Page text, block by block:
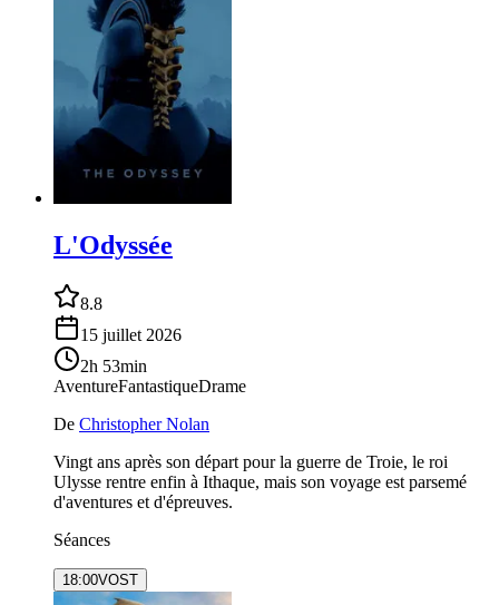
L'Odyssée
8.8
15 juillet 2026
2h 53min
AventureFantastiqueDrame
De Christopher Nolan
Vingt ans après son départ pour la guerre de Troie, le roi
Ulysse rentre enfin à Ithaque, mais son voyage est parsemé
d'aventures et d'épreuves.
Séances
18:00VOST